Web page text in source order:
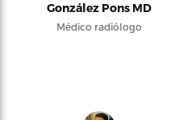
González Pons MD
Médico radiólogo